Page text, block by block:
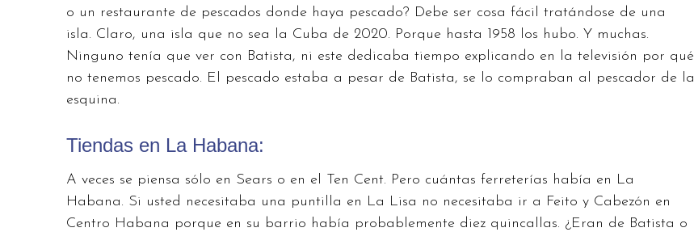
o un restaurante de pescados donde haya pescado? Debe ser cosa fácil tratándose de una
isla. Claro, una isla que no sea la Cuba de 2020. Porque hasta 1958 los hubo. Y muchas.
Ninguno tenía que ver con Batista, ni este dedicaba tiempo explicando en la televisión por qué
no tenemos pescado. El pescado estaba a pesar de Batista, se lo compraban al pescador de la
esquina.
Tiendas en La Habana:
A veces se piensa sólo en Sears o en el Ten Cent. Pero cuántas ferreterías había en La
Habana. Si usted necesitaba una puntilla en La Lisa no necesitaba ir a Feito y Cabezón en
Centro Habana porque en su barrio había probablemente diez quincallas. ¿Eran de Batista o